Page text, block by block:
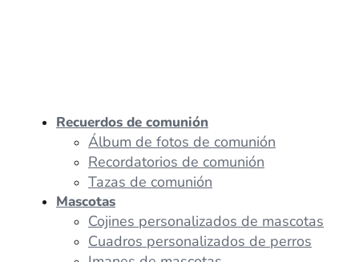
Recuerdos de comunión
Álbum de fotos de comunión
Recordatorios de comunión
Tazas de comunión
Mascotas
Cojines personalizados de mascotas
Cuadros personalizados de perros